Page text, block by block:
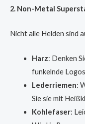
2. Non-Metal
Nicht alle Helden sind
Harz: Denken
funkelnde
Lederriemen:
Sie sie mit
Kohlefaser: